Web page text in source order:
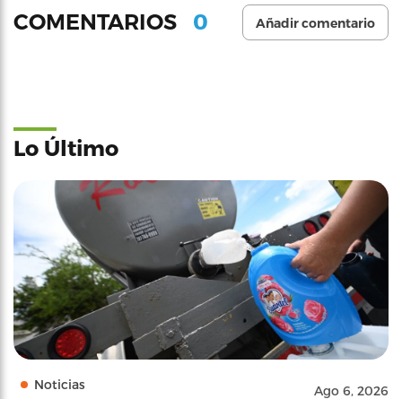
COMENTARIOS 0 Añadir comentario
Lo Último
Noticias Ago 6, 2026